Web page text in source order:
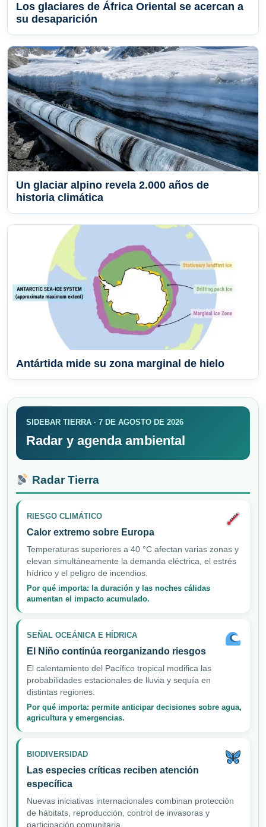
Los glaciares de África Oriental se acercan a
su desaparición
Un glaciar alpino revela 2.000 años de
historia climática
Antártida mide su zona marginal de hielo
SIDEBAR TIERRA · 7 DE AGOSTO DE 2026
Radar y agenda ambiental
Radar Tierra
RIESGO CLIMÁTICO
Calor extremo sobre Europa
Temperaturas superiores a 40 °C afectan varias zonas y
elevan simultáneamente la demanda eléctrica, el estrés
hídrico y el peligro de incendios.
Por qué importa: la duración y las noches cálidas
aumentan el impacto acumulado.
SEÑAL OCEÁNICA E HÍDRICA
El Niño continúa reorganizando riesgos
El calentamiento del Pacífico tropical modifica las
probabilidades estacionales de lluvia y sequía en
distintas regiones.
Por qué importa: permite anticipar decisiones sobre agua,
agricultura y emergencias.
BIODIVERSIDAD
Las especies críticas reciben atención
específica
Nuevas iniciativas internacionales combinan protección
de hábitats, reproducción, control de invasoras y
participación comunitaria.